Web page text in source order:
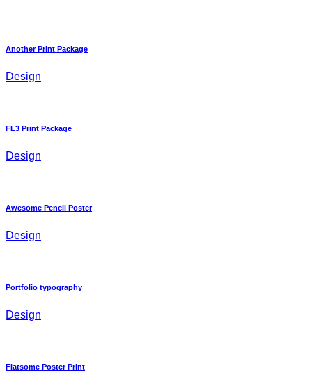
Another Print Package
Design
FL3 Print Package
Design
Awesome Pencil Poster
Design
Portfolio typography
Design
Flatsome Poster Print